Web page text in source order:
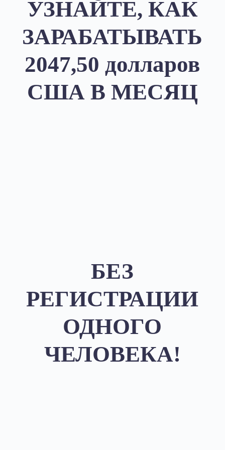
УЗНАЙТЕ, КАК
ЗАРАБАТЫВАТЬ
2047,50 долларов
США В МЕСЯЦ
БЕЗ
РЕГИСТРАЦИИ
ОДНОГО
ЧЕЛОВЕКА!